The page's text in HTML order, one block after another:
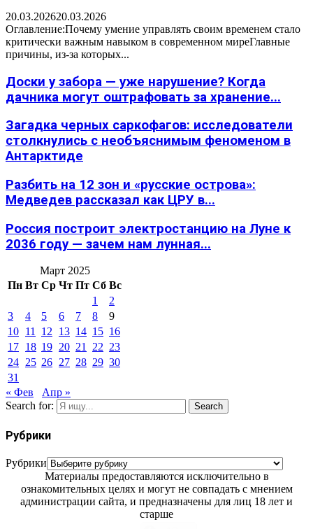
20.03.202620.03.2026
Оглавление:Почему умение управлять своим временем стало
критически важным навыком в современном миреГлавные
причины, из-за которых...
Доски у забора — уже нарушение? Когда
дачника могут оштрафовать за хранение...
Загадка черных саркофагов: исследователи
столкнулись с необъяснимым феноменом в
Антарктиде
Разбить на 12 зон и «русские острова»:
Медведев рассказал как ЦРУ в...
Россия построит электростанцию на Луне к
2036 году — зачем нам лунная...
Март 2025
Пн Вт Ср Чт Пт Сб Вс
1
2
3
4 5 6 7 8
9
10 11 12 13 14 15 16
17 18 19 20 21 22 23
24 25 26 27 28 29 30
31
« Фев
Апр »
Search for:
Search
Рубрики
Рубрики
Материалы предоставляются исключительно в
ознакомительных целях и могут не совпадать с мнением
администрации сайта, и предназначены для лиц 18 лет и
старше